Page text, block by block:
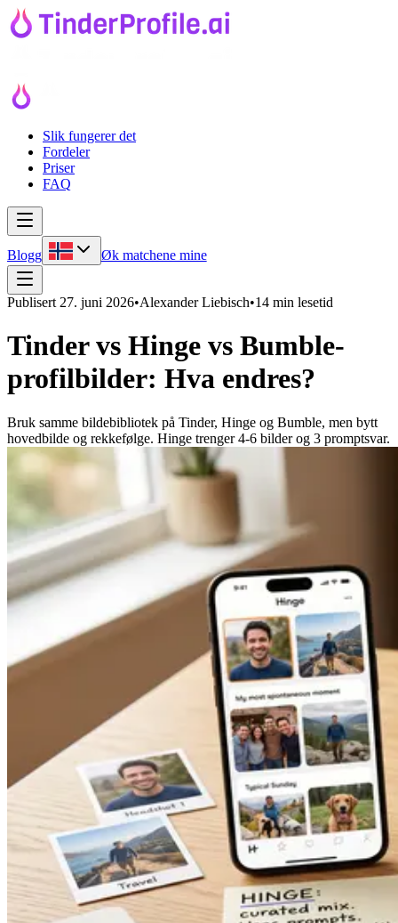
Slik fungerer det
Fordeler
Priser
FAQ
Blogg Øk matchene mine
Publisert 27. juni 2026•Alexander Liebisch•14 min lesetid
Tinder vs Hinge vs Bumble-
profilbilder: Hva endres?
Bruk samme bildebibliotek på Tinder, Hinge og Bumble, men bytt
hovedbilde og rekkefølge. Hinge trenger 4-6 bilder og 3 promptsvar.